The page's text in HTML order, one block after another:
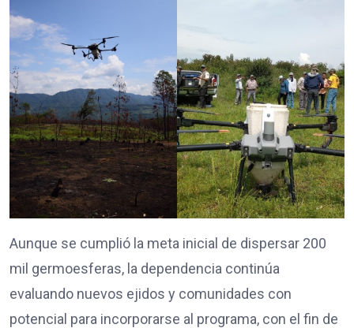
Aunque se cumplió la meta inicial de dispersar 200
mil germoesferas, la dependencia continúa
evaluando nuevos ejidos y comunidades con
potencial para incorporarse al programa, con el fin de